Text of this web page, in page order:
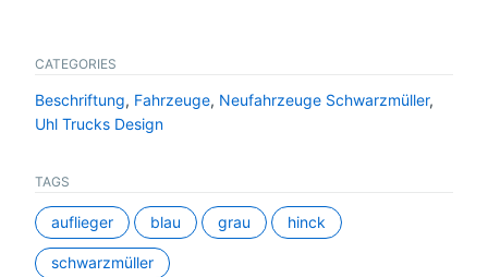
CATEGORIES
Beschriftung, Fahrzeuge, Neufahrzeuge Schwarzmüller,
Uhl Trucks Design
TAGS
auflieger blau grau hinck
schwarzmüller